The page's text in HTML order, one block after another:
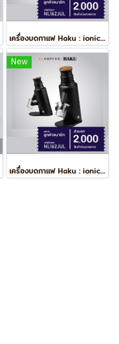
เครื่องบดกาแฟ Haku : ionic 58XF White
New
เครื่องบดกาแฟ Haku : ionic 58XF Black